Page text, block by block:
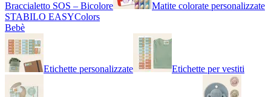
Braccialetto SOS – Bicolore
Matite colorate personalizzate
STABILO EASYColors
Bebè
Etichette personalizzate Etichette per vestiti